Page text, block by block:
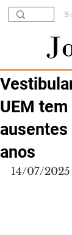
UEM
anos
14/07/2025